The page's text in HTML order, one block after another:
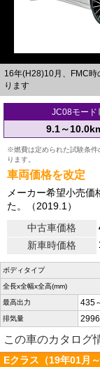
16年(H28)10月、FMC時
ります
JC08モード
9.1～
※燃費は定められた試験条件
ります。
車両価格を改定
メーカー希望小売価
た。（2019.1）
中古車価格
新車時価格
ボディタイプ
全長x全幅x全高(mm)
最高出力 435
排気量
この車のカタログ
Eクラス（19年01月